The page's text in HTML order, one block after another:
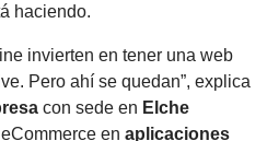
haciendo.
invierten en tener una web
Pero ahí se quedan”, explica
con sede en Elche
en aplicaciones